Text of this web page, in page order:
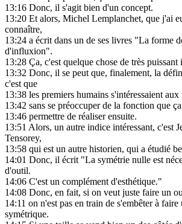
13:16 Donc, il s'agit bien d'un concept.
13:20 Et alors, Michel Lemplanchet, que j'ai
connaître,
13:24 a écrit dans un de ses livres "La forme
d'influxion".
13:28 Ça, c'est quelque chose de très
13:32 Donc, il se peut que, finalement, la
c'est que
13:38 les premiers humains s'intéressaient aux
13:42 sans se préoccuper de la fonction que
13:46 permettre de réaliser ensuite.
13:51 Alors, un autre indice intéressant, c'est
Tensorey,
13:58 qui est un autre historien, qui a étudié
14:01 Donc, il écrit "La symétrie nulle est
d'outil.
14:06 C'est un complément d'esthétique."
14:08 Donc, en fait, si on veut juste faire un
14:11 on n'est pas en train de s'embêter à
symétrique.